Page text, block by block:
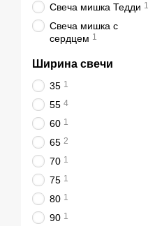
Свеча мишка Тедди 1
Свеча мишка с
сердцем 1
Ширина свечи
35 1
55 4
60 1
65 2
70 1
75 1
80 1
90 1